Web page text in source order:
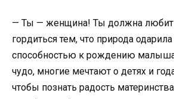
— Ты — женщина! Ты должна
гордиться тем, что природа одарила
способностью к рождению
чудо, многие мечтают о детях и
чтобы познать радость